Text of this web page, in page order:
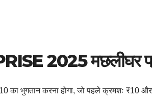
2025मछलीघर
का भुगतान करना होगा, जो पहले क्रमशः ₹10